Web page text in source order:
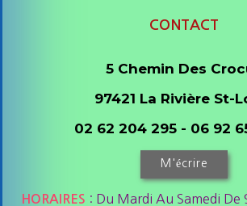
CONTACT
5 Chemin Des
97421 La Rivière St-
02 62 204 295 - 06 92
M'écrire
HORAIRES : Du Mardi Au Samedi